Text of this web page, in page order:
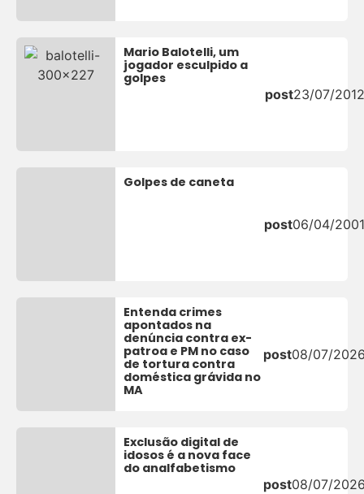
Mario Balotelli, um
jogador esculpido a
golpes
post23/07/2012
Golpes de caneta
post06/04/
Entenda crimes
apontados na
denúncia contra ex-
patroa e PM no caso
de tortura contra
doméstica grávida no
MA
post08/07/
Exclusão digital de
idosos é a nova face
do analfabetismo
post08/07/